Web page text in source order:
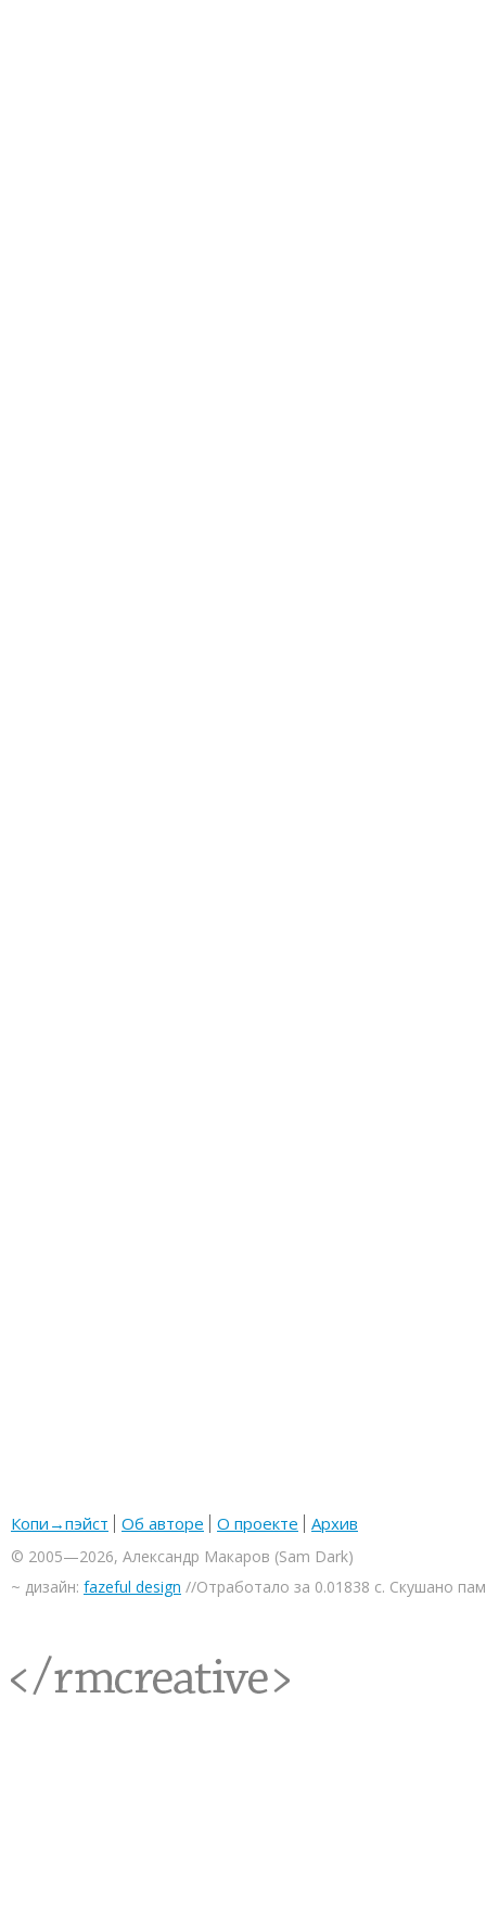
Копи→пэйст Об авторе О проекте Архив
© 2005—2026, Александр Макаров (Sam Dark)
~ дизайн: fazeful design //Отработало за 0.01838 с. Скушано
<rmcreative/>